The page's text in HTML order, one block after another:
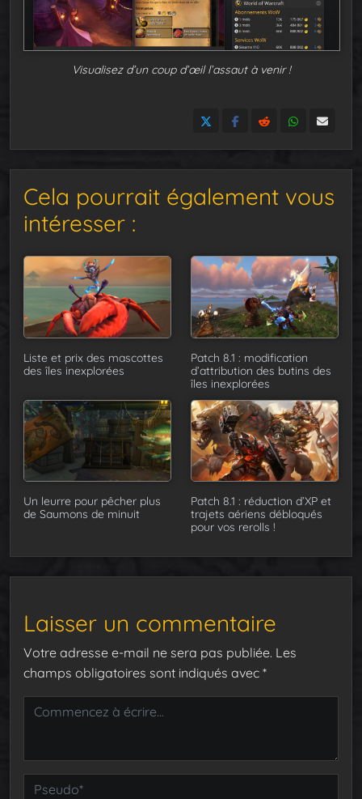
Visualisez d’un coup d’œil l’assaut à venir !
Cela pourrait également vous
intéresser :
Liste et prix des mascottes
des îles inexplorées
Patch 8.1 : modification
d’attribution des butins des
îles inexplorées
Un leurre pour pêcher plus
de Saumons de minuit
Patch 8.1 : réduction d’XP et
trajets aériens débloqués
pour vos rerolls !
Laisser un commentaire
Votre adresse e-mail ne sera pas publiée. Les
champs obligatoires sont indiqués avec *